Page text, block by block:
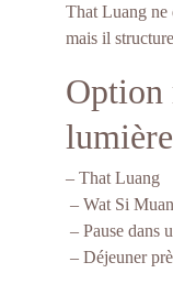
That Luang ne
mais il
Option
– That Luang
– Wat Si
– Pause dans
– Déjeuner